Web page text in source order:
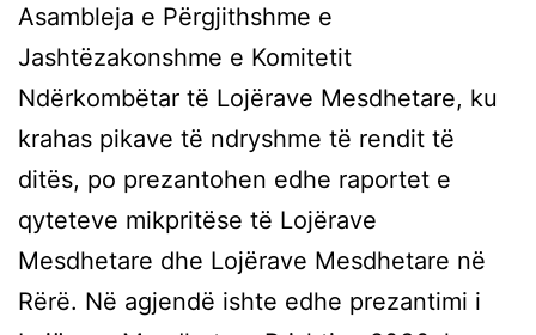
Asambleja e Përgjithshme e
Jashtëzakonshme e Komitetit
Ndërkombëtar të Lojërave Mesdhetare, ku
krahas pikave të ndryshme të rendit të
ditës, po prezantohen edhe raportet e
qyteteve mikpritëse të Lojërave
Mesdhetare dhe Lojërave Mesdhetare në
Rërë. Në agjendë ishte edhe prezantimi i